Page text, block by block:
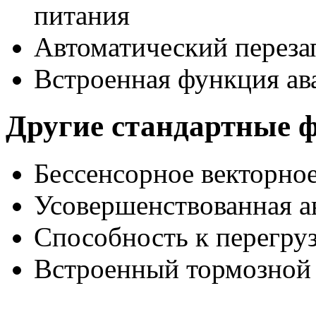
питания
Автоматический
Встроенная функция
Другие стандартные
Бессенсорное
Усовершенствованная
Способность к
Встроенный тормозной